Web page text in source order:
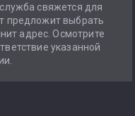
свяжется для
предложит выбрать
адрес. Осмотрите
указанной